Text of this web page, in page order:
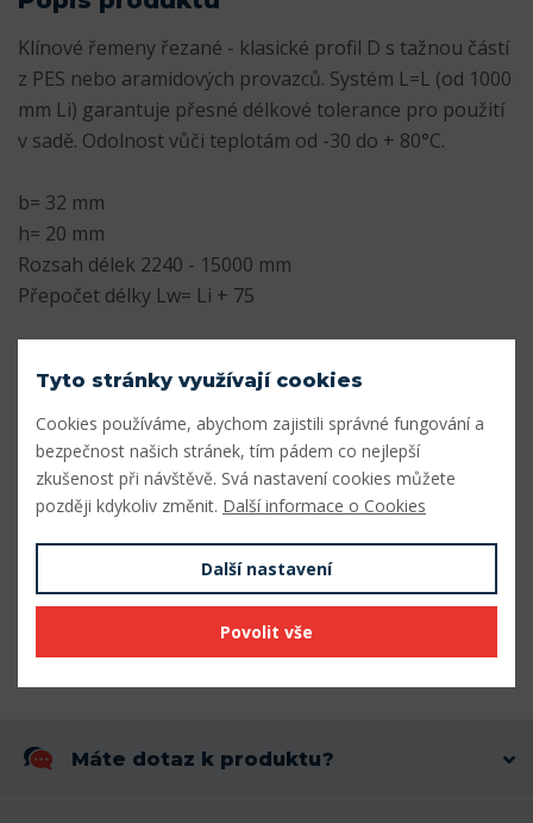
Klínové řemeny řezané - klasické profil D s tažnou částí
z PES nebo aramidových provazců. Systém L=L (od 1000
mm Li) garantuje přesné délkové tolerance pro použití
v sadě. Odolnost vůči teplotám od -30 do + 80°C.
b= 32 mm
h= 20 mm
Rozsah délek 2240 - 15000 mm
Přepočet délky Lw= Li + 75
Šířka profilu (mm)
Výška profilu (mm)
Vnitřní délka Li (mm) 3400
Výpočtová délka Lw (mm) 3475
Máte dotaz k produktu?
Tyto stránky využívají cookies
Cookies používáme, abychom zajistili správné fungování a
bezpečnost našich stránek, tím pádem co nejlepší
zkušenost při návštěvě. Svá nastavení cookies můžete
později kdykoliv změnit. Další informace o Cookies
Další nastavení
Povolit vše